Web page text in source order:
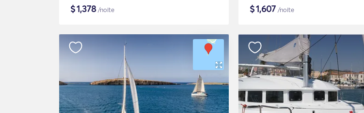
$1,378/noite $1,607 /noite